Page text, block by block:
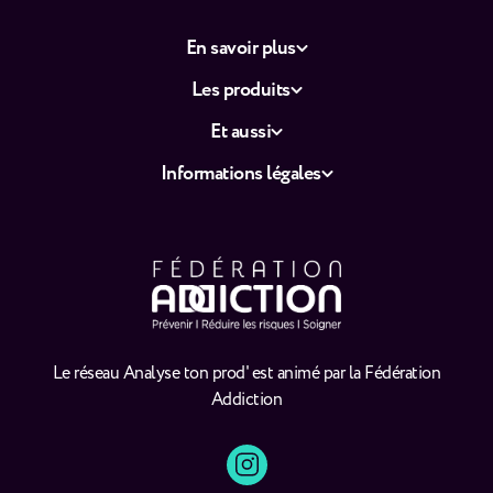
Le réseau Analyse ton prod' est animé par la Fédération
Addiction
En savoir plus
Les produits
Et aussi
Informations légales